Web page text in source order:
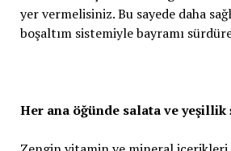
yer vermelisiniz. Bu sayede daha
boşaltım sistemiyle bayramı
Her ana öğünde salata ve yeşillik